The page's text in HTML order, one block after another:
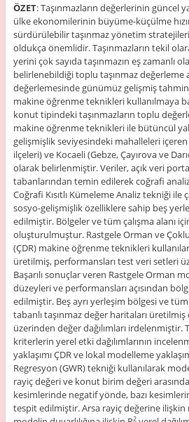
ÖZET: Taşınmazların değerlerinin güncel
ülke ekonomilerinin büyüme-küçülme
sürdürülebilir taşınmaz yönetim
oldukça önemlidir. Taşınmazların tekil
yerini çok sayıda taşınmazın eş zamanlı
belirlenebildiği toplu taşınmaz değerleme
değerlemesinde günümüz gelişmiş
makine öğrenme teknikleri kullanılmaya
konut tipindeki taşınmazların toplu
makine öğrenme teknikleri ile bütüncül
gelişmişlik seviyesindeki mahalleleri
ilçeleri) ve Kocaeli (Gebze, Çayırova ve
olarak belirlenmiştir. Veriler, açık veri
tabanlarından temin edilerek coğrafi
Coğrafi Kısıtlı Kümeleme Analiz tekniği ile
sosyo-gelişmişlik özelliklere sahip beş
edilmiştir. Bölgeler ve tüm çalışma alanı
oluşturulmuştur. Rastgele Orman ve
(ÇDR) makine öğrenme teknikleri
üretilmiş, performansları test veri setleri
Başarılı sonuçlar veren Rastgele Orman
düzeyleri ve performansları açısından
edilmiştir. Beş ayrı yerleşim bölgesi ve tüm
tabanlı taşınmaz değer haritaları
üzerinden değer dağılımları irdelenmiştir.
kriterlerin yerel etki dağılımlarının
yaklaşımı ÇDR ve lokal modelleme
Regresyon (GWR) tekniği kullanılarak
rayiç değeri ve konut birim değeri arasında
kesimlerinde negatif yönde, bazı
tespit edilmiştir. Arsa rayiç değerine ilişkin
2